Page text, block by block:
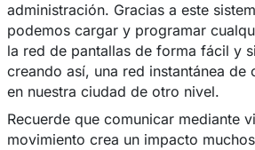
administración. Gracias a este
podemos cargar y programar
la red de pantallas de forma fácil y
creando así, una red instantánea de
en nuestra ciudad de otro nivel.
Recuerde que comunicar mediante
movimiento crea un impacto